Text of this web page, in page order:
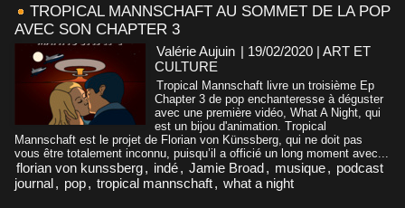
TROPICAL MANNSCHAFT AU SOMMET DE LA POP
AVEC SON CHAPTER 3
Valérie Aujuin | 19/02/2020 | ART ET
CULTURE
Tropical Mannschaft livre un troisième Ep
Chapter 3 de pop enchanteresse à déguster
avec une première vidéo, What A Night, qui
est un bijou d'animation. Tropical
Mannschaft est le projet de Florian von Künssberg, qui ne doit pas
vous être totalement inconnu, puisqu’il a officié un long moment avec...
florian von kunssberg, indé, Jamie Broad, musique, podcast
journal, pop, tropical mannschaft, what a night